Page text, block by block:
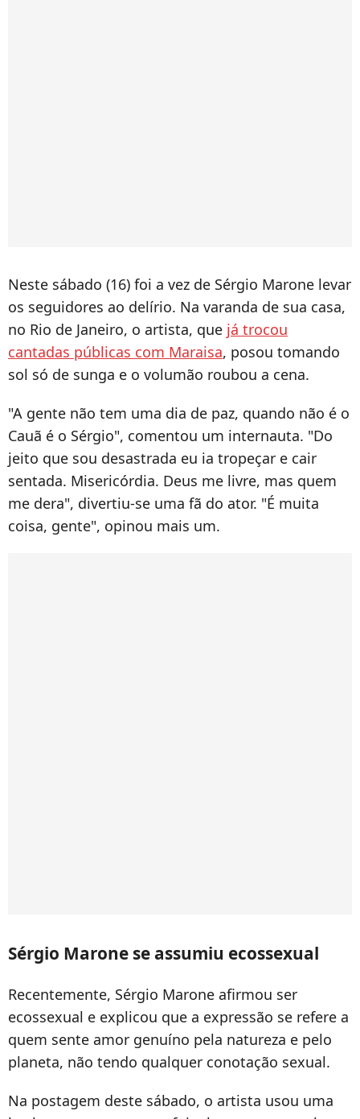
Neste sábado (16) foi a vez de Sérgio Marone levar
os seguidores ao delírio. Na varanda de sua casa,
no Rio de Janeiro, o artista, que já trocou
cantadas públicas com Maraisa, posou tomando
sol só de sunga e o volumão roubou a cena.
"A gente não tem uma dia de paz, quando não é o
Cauã é o Sérgio", comentou um internauta. "Do
jeito que sou desastrada eu ia tropeçar e cair
sentada. Misericórdia. Deus me livre, mas quem
me dera", divertiu-se uma fã do ator. "É muita
coisa, gente", opinou mais um.
Sérgio Marone se assumiu ecossexual
Recentemente, Sérgio Marone afirmou ser
ecossexual e explicou que a expressão se refere a
quem sente amor genuíno pela natureza e pelo
planeta, não tendo qualquer conotação sexual.
Na postagem deste sábado, o artista usou uma